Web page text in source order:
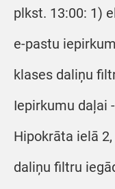
plkst. 13:00: 1)
e-pastu
klases daliņu
Iepirkumu daļai
Hipokrāta ielā
daliņu filtru